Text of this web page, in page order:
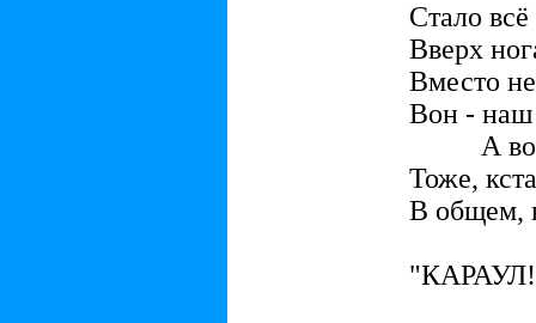
Стало
Вверх
Вместо
Вон - наш
А вон
Тоже,
В общем,